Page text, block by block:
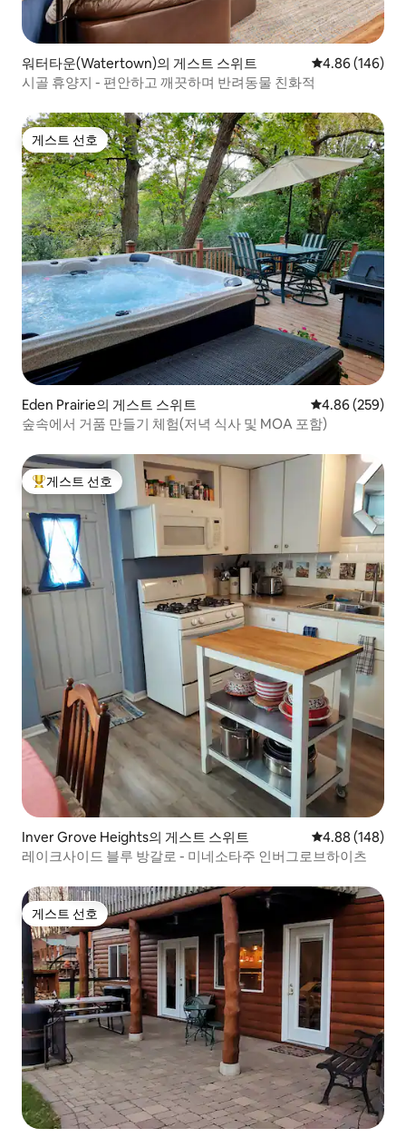
워터타운(Watertown)의 게스트 스위트 평점 4.86점(5
4.86 (146)
시골 휴양지 - 편안하고 깨끗하며 반려동물 친화적
게스트 선호
게스트 선호
Eden Prairie의 게스트 스위트 평점 4.86점(5
4.86 (259)
숲속에서 거품 만들기 체험(저녁 식사 및 MOA 포함)
상위 게스트 선호
게스트 선호
Inver Grove Heights의 게스트 스위트 평점 4.88점(5
4.88 (148)
레이크사이드 블루 방갈로 - 미네소타주 인버그로브하이츠
게스트 선호
게스트 선호